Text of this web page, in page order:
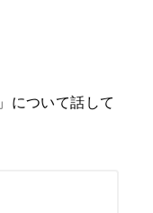
」について話して